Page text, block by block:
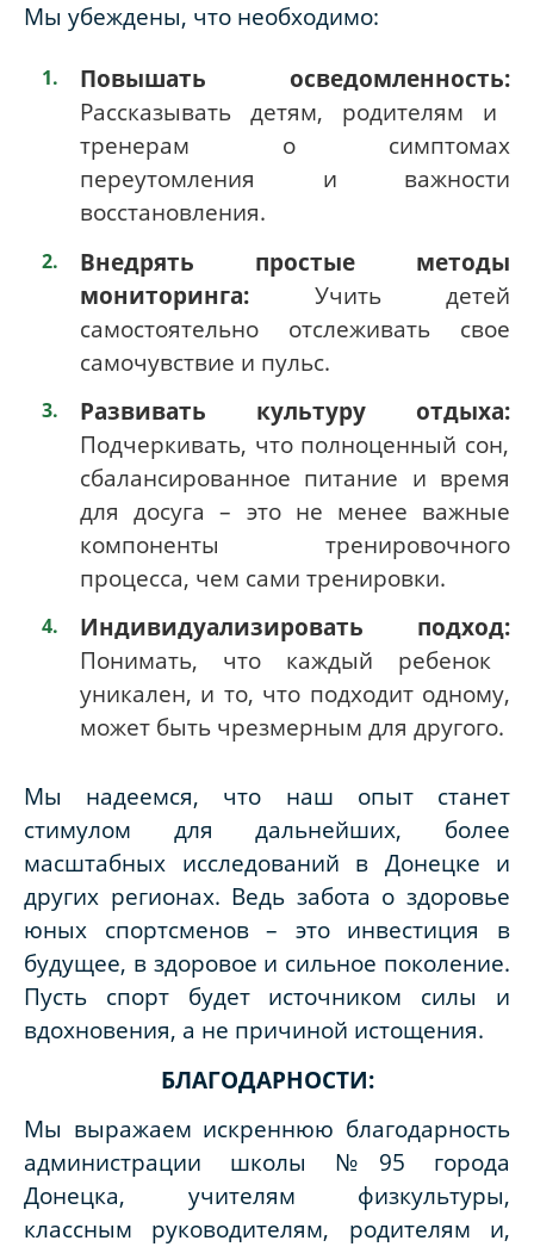
Мы убеждены, что необходимо:
Повышать осведомленность:
Рассказывать детям, родителям и
тренерам о симптомах
переутомления и важности
восстановления.
Внедрять простые методы
мониторинга: Учить детей
самостоятельно отслеживать свое
самочувствие и пульс.
Развивать культуру отдыха:
Подчеркивать, что полноценный сон,
сбалансированное питание и время
для досуга – это не менее важные
компоненты тренировочного
процесса, чем сами тренировки.
Индивидуализировать подход:
Понимать, что каждый ребенок
уникален, и то, что подходит одному,
может быть чрезмерным для другого.
Мы надеемся, что наш опыт станет
стимулом для дальнейших, более
масштабных исследований в Донецке и
других регионах. Ведь забота о здоровье
юных спортсменов – это инвестиция в
будущее, в здоровое и сильное поколение.
Пусть спорт будет источником силы и
вдохновения, а не причиной истощения.
БЛАГОДАРНОСТИ:
Мы выражаем искреннюю благодарность
администрации школы №95 города
Донецка, учителям физкультуры,
классным руководителям, родителям и,